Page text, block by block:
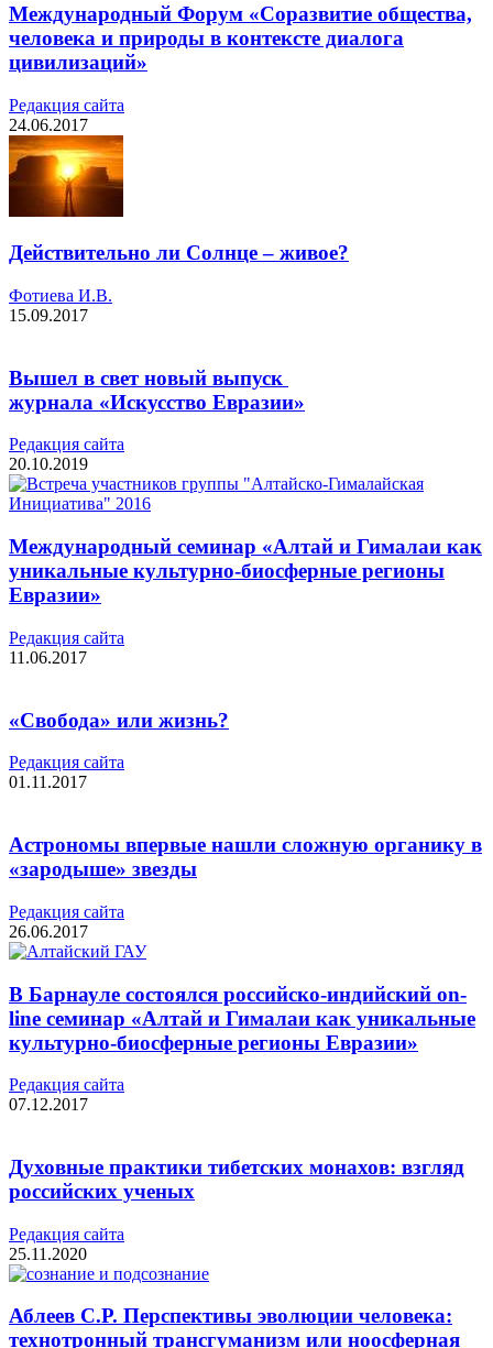
Международный Форум «Соразвитие общества,
человека и природы в контексте диалога
цивилизаций»
Редакция cайта
24.06.2017
Действительно ли Солнце – живое?
Фотиева И.В.
15.09.2017
Вышел в свет новый выпуск
журнала «Искусство Евразии»
Редакция cайта
20.10.2019
Международный семинар «Алтай и Гималаи как
уникальные культурно-биосферные регионы
Евразии»
Редакция cайта
11.06.2017
«Свобода» или жизнь?
Редакция cайта
01.11.2017
Астрономы впервые нашли сложную органику в
«зародыше» звезды
Редакция cайта
26.06.2017
В Барнауле состоялся российско-индийский on-
line семинар «Алтай и Гималаи как уникальные
культурно-биосферные регионы Евразии»
Редакция cайта
07.12.2017
Духовные практики тибетских монахов: взгляд
российских ученых
Редакция cайта
25.11.2020
Аблеев С.Р. Перспективы эволюции человека:
технотронный трансгуманизм или ноосферная